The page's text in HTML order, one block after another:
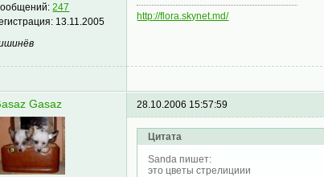
247
13.11.2005
http://flora.skynet.md/
Gasaz 28.10.2006 15:57:59
Цитата
Sanda пишет:
это цветы стрелициии